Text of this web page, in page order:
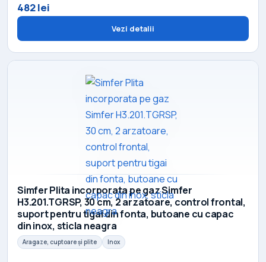
482 lei
Vezi detalii
Simfer Plita incorporata pe gaz Simfer
H3.201.TGRSP, 30 cm, 2 arzatoare, control frontal,
suport pentru tigai din fonta, butoane cu capac
din inox, sticla neagra
Aragaze, cuptoare și plite Inox